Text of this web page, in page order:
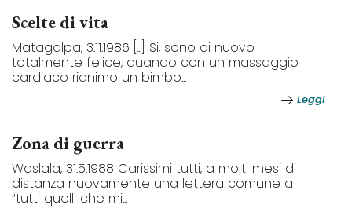
Scelte di vita
Matagalpa, 3.11.1986 [...] Si, sono di nuovo
totalmente felice, quando con un massaggio
cardiaco rianimo un bimbo...
Leggi
Zona di guerra
Waslala, 31.5.1988 Carissimi tutti, a molti mesi di
distanza nuovamente una lettera comune a
“tutti quelli che mi...